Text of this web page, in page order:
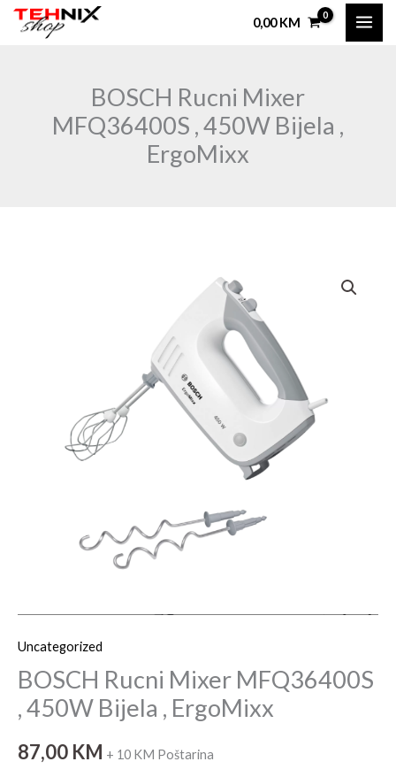
Skip
0,00KM
BOSCH Rucni Mixer
MFQ36400S , 450W Bijela ,
ErgoMixx
Uncategorized
BOSCH Rucni Mixer MFQ36400S
, 450W Bijela , ErgoMixx
87,00 KM + 10 KM Poštarina